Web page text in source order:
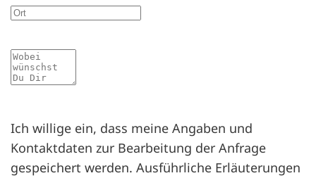
Ort
Mitteilung
Ich willige ein, dass meine Angaben und
Kontaktdaten zur Bearbeitung der Anfrage
gespeichert werden. Ausführliche Erläuterungen